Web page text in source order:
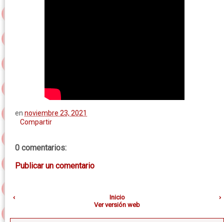
en noviembre 23, 2021
Compartir
0 comentarios:
Publicar un comentario
‹ ›
Inicio
Ver versión web